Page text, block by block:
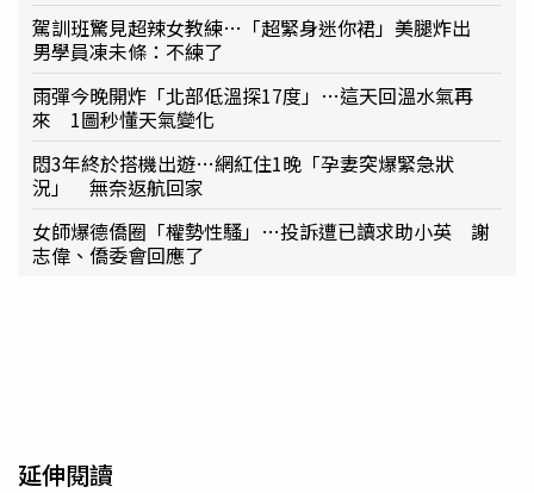
駕訓班驚見超辣女教練…「超緊身迷你裙」美腿炸出
男學員凍未條：不練了
雨彈今晚開炸「北部低溫探17度」…這天回溫水氣再
來 1圖秒懂天氣變化
悶3年終於搭機出遊…網紅住1晚「孕妻突爆緊急狀
況」 無奈返航回家
女師爆德僑圈「權勢性騷」…投訴遭已讀求助小英 謝
志偉、僑委會回應了
延伸閱讀